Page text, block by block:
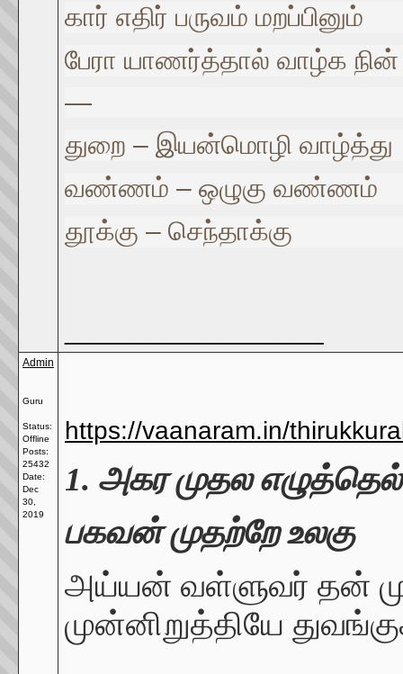
கார் எதிர் பருவம் மறப்பினும்
பேரா யாணர்த்தால் வாழ்க
—
துறை – இயன்மொழி வாழ்த்து
வண்ணம் – ஒழுகு வண்ணம்
தூக்கு – செந்தாக்கு
Admin
Guru
Status:
Offline
Posts:
25432
Date:
Dec
30,
2019
https://vaanaram.in/
1. அகர முதல
பகவன் முதற்றே உலகு
அய்யன் வள்ளுவர் தன்
முன்னிறுத்தியே